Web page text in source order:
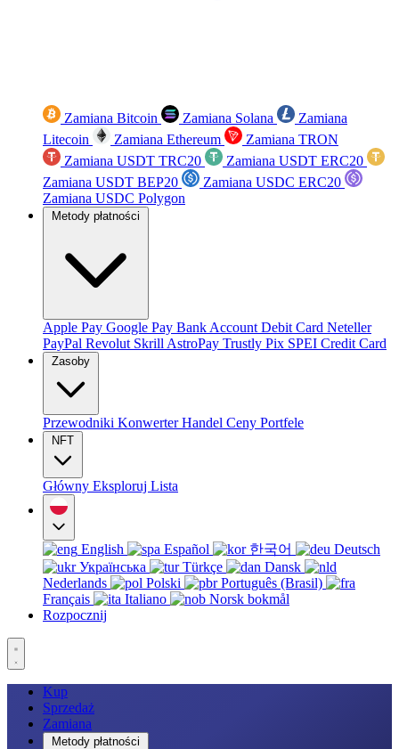
Zamiana Bitcoin Zamiana Solana
Zamiana
Litecoin
Zamiana Ethereum
Zamiana TRON
Zamiana USDT TRC20
Zamiana USDT ERC20
Zamiana USDT BEP20
Zamiana USDC ERC20
Zamiana USDC Polygon
Metody płatności
Apple Pay Google Pay Bank Account Debit Card Neteller
PayPal Revolut Skrill AstroPay Trustly Pix SPEI Credit Card
Zasoby
Przewodniki KonwerterHandel Ceny Portfele
NFT
Główny Eksploruj Lista
English Español 한국어
Deutsch
Українська
Türkçe
Dansk
Nederlands
Polski
Português (Brasil)
Français
Italiano
Norsk bokmål
Rozpocznij
Kup
Sprzedaż
Zamiana
Metody płatności